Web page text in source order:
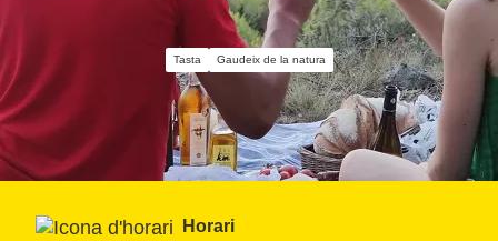
Tasta Gaudeix de la natura
Horari